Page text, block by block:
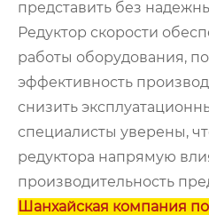
представить без
Редуктор скорости
работы оборудования,
эффективность
снизить
специалисты уверены,
редуктора напрямую
производительность
Шанхайская компания